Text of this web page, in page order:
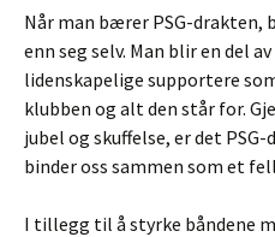
Når man bærer PSG-drakten,
enn seg selv. Man blir en del
lidenskapelige supportere
klubben og alt den står for.
jubel og skuffelse, er det
binder oss sammen som et
I tillegg til å styrke båndene